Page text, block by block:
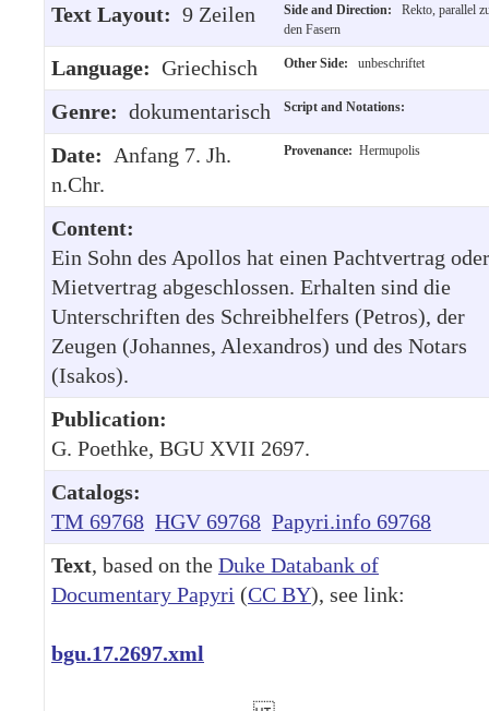
Text Layout: 9 Zeilen Side and Direction:
Rekto, parallel
den Fasern
Language: Griechisch Other Side: unbeschriftet
Genre: dokumentarisch Script and Notations:
Date: Anfang 7. Jh.
n.Chr.
Provenance: Hermupolis
Content:
Ein Sohn des Apollos hat einen Pachtvertrag oder
Mietvertrag abgeschlossen. Erhalten sind die
Unterschriften des Schreibhelfers (Petros), der
Zeugen (Johannes, Alexandros) und des Notars
(Isakos).
Publication:
G. Poethke, BGU XVII 2697.
Catalogs:
TM 69768 HGV 69768 Papyri.info 69768
Text, based on the Duke Databank of
Documentary Papyri (CC BY), see link:
bgu.17.2697.xml